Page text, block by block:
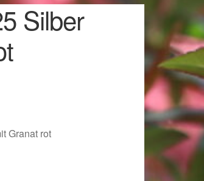
Silber
Granat rot